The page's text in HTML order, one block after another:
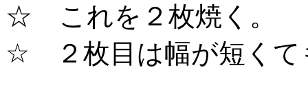
☆ これを２枚焼く。
☆ ２枚目は幅が短くて